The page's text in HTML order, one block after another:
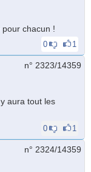
chacun !
0 1
n° 2323/14359
aura tout les
0 1
n° 2324/14359